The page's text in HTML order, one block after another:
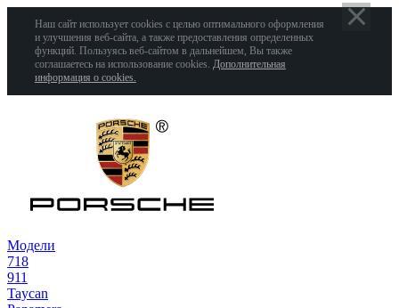
Наш сайт использует cookies с целью оптимального оформления
и улучшения веб-сайта, а также предоставления определенных
функций. Пользуясь веб-сайтом в дальнейшем, Вы также
соглашаетесь на использование cookies. Дополнительная
информация о cookies.
Модели
718
911
Taycan